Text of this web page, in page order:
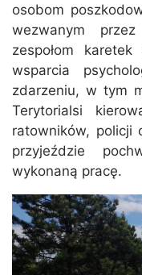
osobom
wezwanym przez
zespołom
wsparcia
zdarzeniu, w tym
Terytorialsi
ratowników, policji
przyjeździe
wykonaną pracę.